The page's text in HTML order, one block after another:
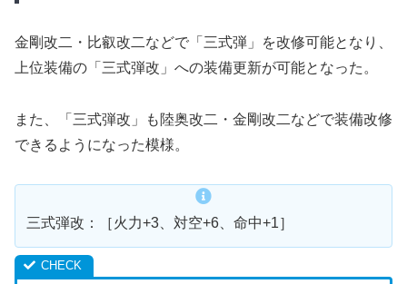
金剛改二・比叡改二などで「三式弾」を改修可能となり、
上位装備の「三式弾改」への装備更新が可能となった。
また、「三式弾改」も陸奥改二・金剛改二などで装備改修
できるようになった模様。
三式弾改：［火力+3、対空+6、命中+1］